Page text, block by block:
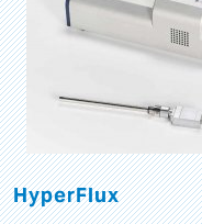
HyperFlux